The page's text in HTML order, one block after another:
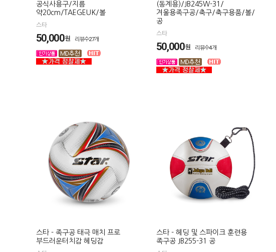
공식사용구/지름
약20cm/TAEGEUK/볼
스타
50,000원 리뷰수27개
(동계용)/JB245W-31/
겨울용족구공/축구/축구용품/볼/
공
스타
50,000원 리뷰수4개
스타 - 족구공 태극 매치 프로
부드러운터치감 헤딩감
스타 - 헤딩 및 스파이크 훈련용
족구공 JB255-31 공